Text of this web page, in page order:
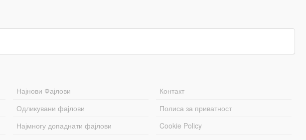
Најнови Фајлови
Одликувани фајлови
Најмногу допаднати фајлови
Контакт
Полиса за приватност
Cookie Policy